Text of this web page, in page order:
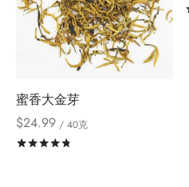
蜜香大金芽
$24.99 / 40克